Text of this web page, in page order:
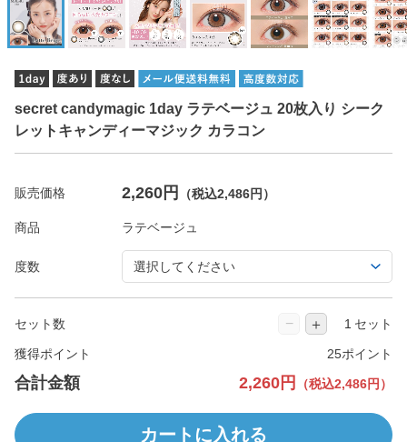
secret candymagic 1day ラテベージュ 20枚入り シーク
レットキャンディーマジック カラコン
販売価格 2,260円 （税込2,486円）
商品
度数
セット数 − ＋ セット
獲得ポイント 25ポイント
合計金額 2,260円 （税込2,486円）
カートに入れる